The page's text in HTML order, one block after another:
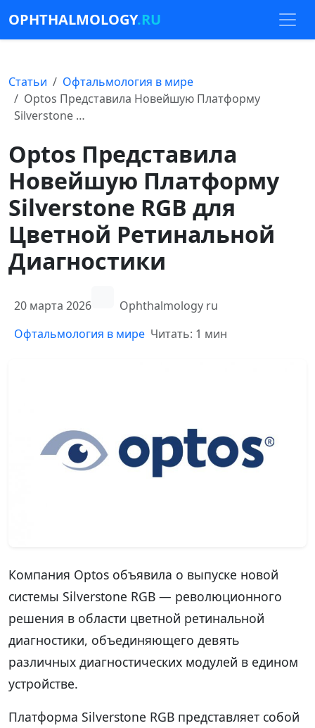
OPHTHALMOLOGY.RU
Статьи
Офтальмология в мире
Optos Представила Новейшую Платформу
Silverstone …
Optos Представила
Новейшую Платформу
Silverstone RGB для
Цветной Ретинальной
Диагностики
20 марта 2026
Ophthalmology ru
Офтальмология в мире Читать: 1 мин
Компания Optos объявила о выпуске новой
системы Silverstone RGB — революционного
решения в области цветной ретинальной
диагностики, объединяющего девять
различных диагностических модулей в едином
устройстве.
Платформа Silverstone RGB представляет собой